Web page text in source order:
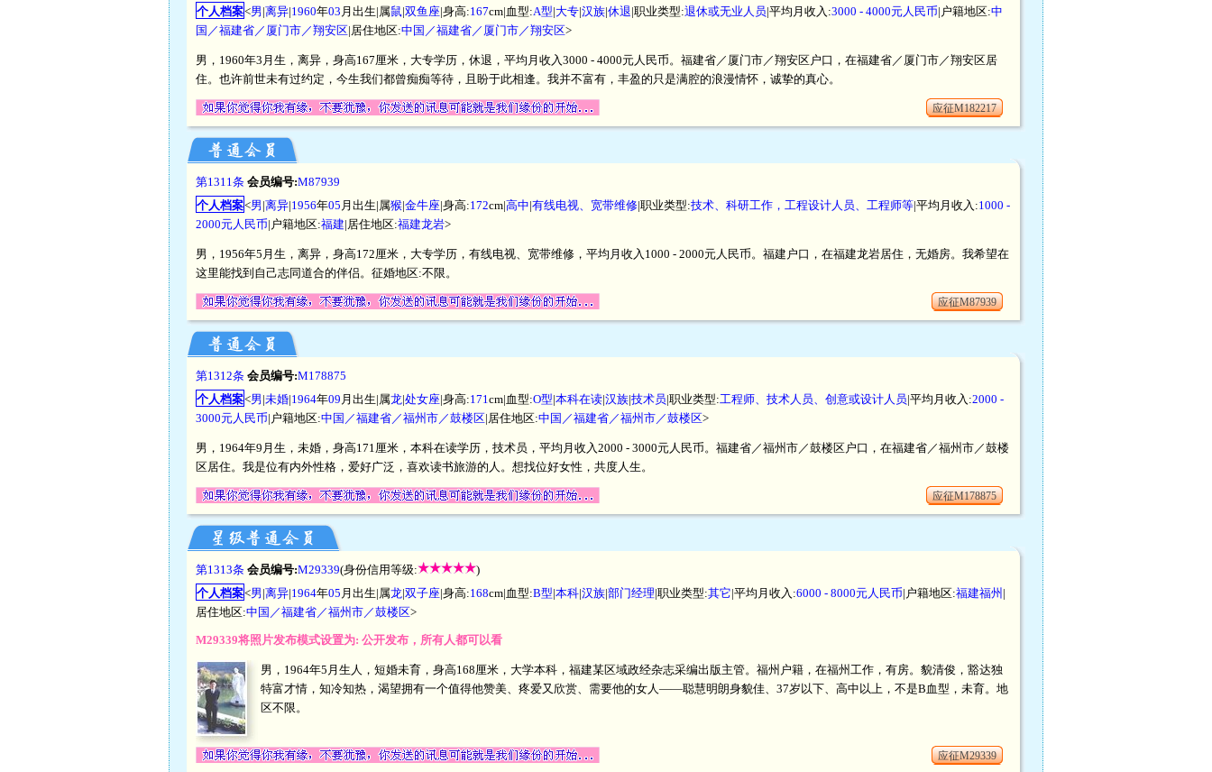
个人档案<男|离异|1960年03 月出生|属鼠|双鱼座|身高:167cm|血型:A型|大专|汉族|休退|职业类型:退休或无业人员|平均月收入:3000 - 4000元人民币|户籍地区:中
国／福建省／厦门市／翔安区|居住地区:中国／福建省／厦门市／翔安区>
男，1960年3月生，离异，身高167厘米，大专学历，休退，平均月收入3000 - 4000元人民币。福建省／厦门市／翔安区户口，在福建省／厦门市／翔安区居
住。也许前世未有过约定，今生我们都曾痴痴等待，且盼于此相逢。我并不富有，丰盈的只是满腔的浪漫情怀，诚挚的真心。
应征M182217
第1311条 会员编号:M87939
个人档案<男|离异|1956年05 月出生|属猴|金牛座|身高:172cm|高中|有线电视、宽带维修|职业类型:技术、科研工作，工程设计人员、工程师等|平均月收入:1000 -
2000元人民币|户籍地区:福建|居住地区:福建龙岩>
男，1956年5月生，离异，身高172厘米，大专学历，有线电视、宽带维修，平均月收入1000 - 2000元人民币。福建户口，在福建龙岩居住，无婚房。我希望在
这里能找到自己志同道合的伴侣。征婚地区:不限。
应征M87939
第1312条 会员编号:M178875
个人档案<男|未婚|1964年09 月出生|属龙|处女座|身高:171 cm|血型:O型|本科在读|汉族|技术员|职业类型:工程师、技术人员、创意或设计人员|平均月收入:2000 -
3000元人民币|户籍地区:中国／福建省／福州市／鼓楼区|居住地区:中国／福建省／福州市／鼓楼区>
男，1964年9月生，未婚，身高171厘米，本科在读学历，技术员，平均月收入2000 - 3000元人民币。福建省／福州市／鼓楼区户口，在福建省／福州市／鼓楼
区居住。我是位有内外性格，爱好广泛，喜欢读书旅游的人。想找位好女性，共度人生。
应征M178875
第1313条 会员编号:M29339(身份信用等级:
)
个人档案<男|离异|1964年05 月出生|属龙|双子座|身高:168cm|血型:B型|本科|汉族|部门经理|职业类型:其它|平均月收入:6000 - 8000元人民币|户籍地区:福建福州|
居住地区:中国／福建省／福州市／鼓楼区>
M29339将照片发布模式设置为: 公开发布，所有人都可以看
男，1964年5月生人，短婚未育，身高168厘米，大学本科，福建某区域政经杂志采编出版主管。福州户籍，在福州工作，有房。貌清俊，豁达独
特富才情，知冷知热，渴望拥有一个值得他赞美、疼爱又欣赏、需要他的女人——聪慧明朗身貌佳、37岁以下、高中以上，不是B血型，未育。地
区不限。
应征M29339